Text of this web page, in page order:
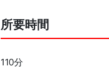
所要時間
110分